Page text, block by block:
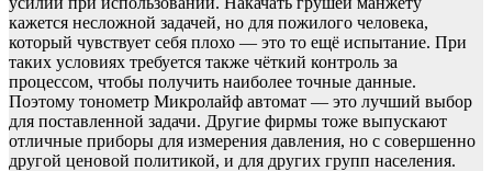
кажется несложной задачей, но для пожилого человека,
который чувствует себя плохо — это то ещё испытание. При
таких условиях требуется также чёткий контроль за
процессом, чтобы получить наиболее точные данные.
Поэтому тонометр Микролайф автомат — это лучший выбор
для поставленной задачи. Другие фирмы тоже выпускают
отличные приборы для измерения давления, но с совершенно
другой ценовой политикой, и для других групп населения.